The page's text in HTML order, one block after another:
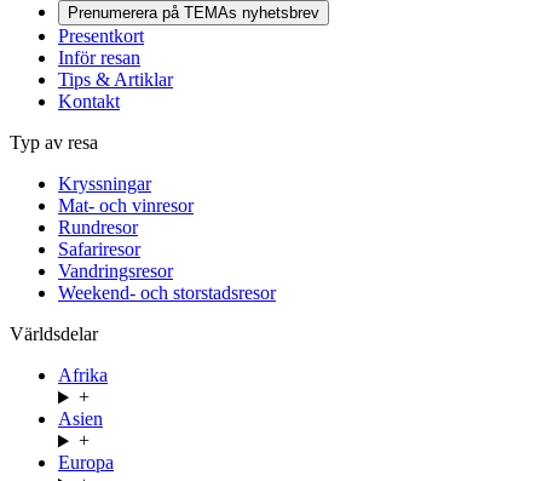
Prenumerera på TEMAs nyhetsbrev
Presentkort
Inför resan
Tips & Artiklar
Kontakt
Typ av resa
Kryssningar
Mat- och vinresor
Rundresor
Safariresor
Vandringsresor
Weekend- och storstadsresor
Världsdelar
Afrika
+
Asien
+
Europa